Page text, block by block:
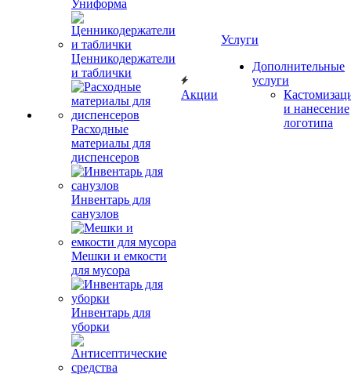
Униформа
Ценникодержатели
и таблички
Расходные
материалы для
диспенсеров
Инвентарь для
санузлов
Мешки и емкости
для мусора
Инвентарь для
уборки
Акции
Услуги
Дополнительные
услуги
и нанесение
логотипа